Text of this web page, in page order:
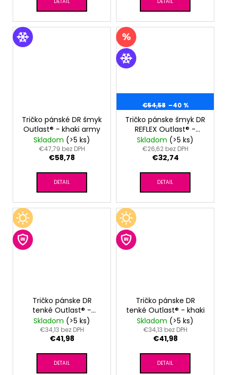
Tričko pánské DR šmyk
Outlast® - khaki army
Skladom (>5 ks)
€47,79 bez DPH
€58,78
DETAIL
€54,58 –40 %
Tričko pánske šmyk DR
REFLEX Outlast® -
tm.citronová
Skladom (>5 ks)
€26,62 bez DPH
€32,74
DETAIL
Tričko pánske DR
tenké Outlast® -
čierna
Skladom (>5 ks)
€34,13 bez DPH
€41,98
DETAIL
Tričko pánske DR
tenké Outlast® - khaki
Skladom (>5 ks)
€34,13 bez DPH
€41,98
DETAIL